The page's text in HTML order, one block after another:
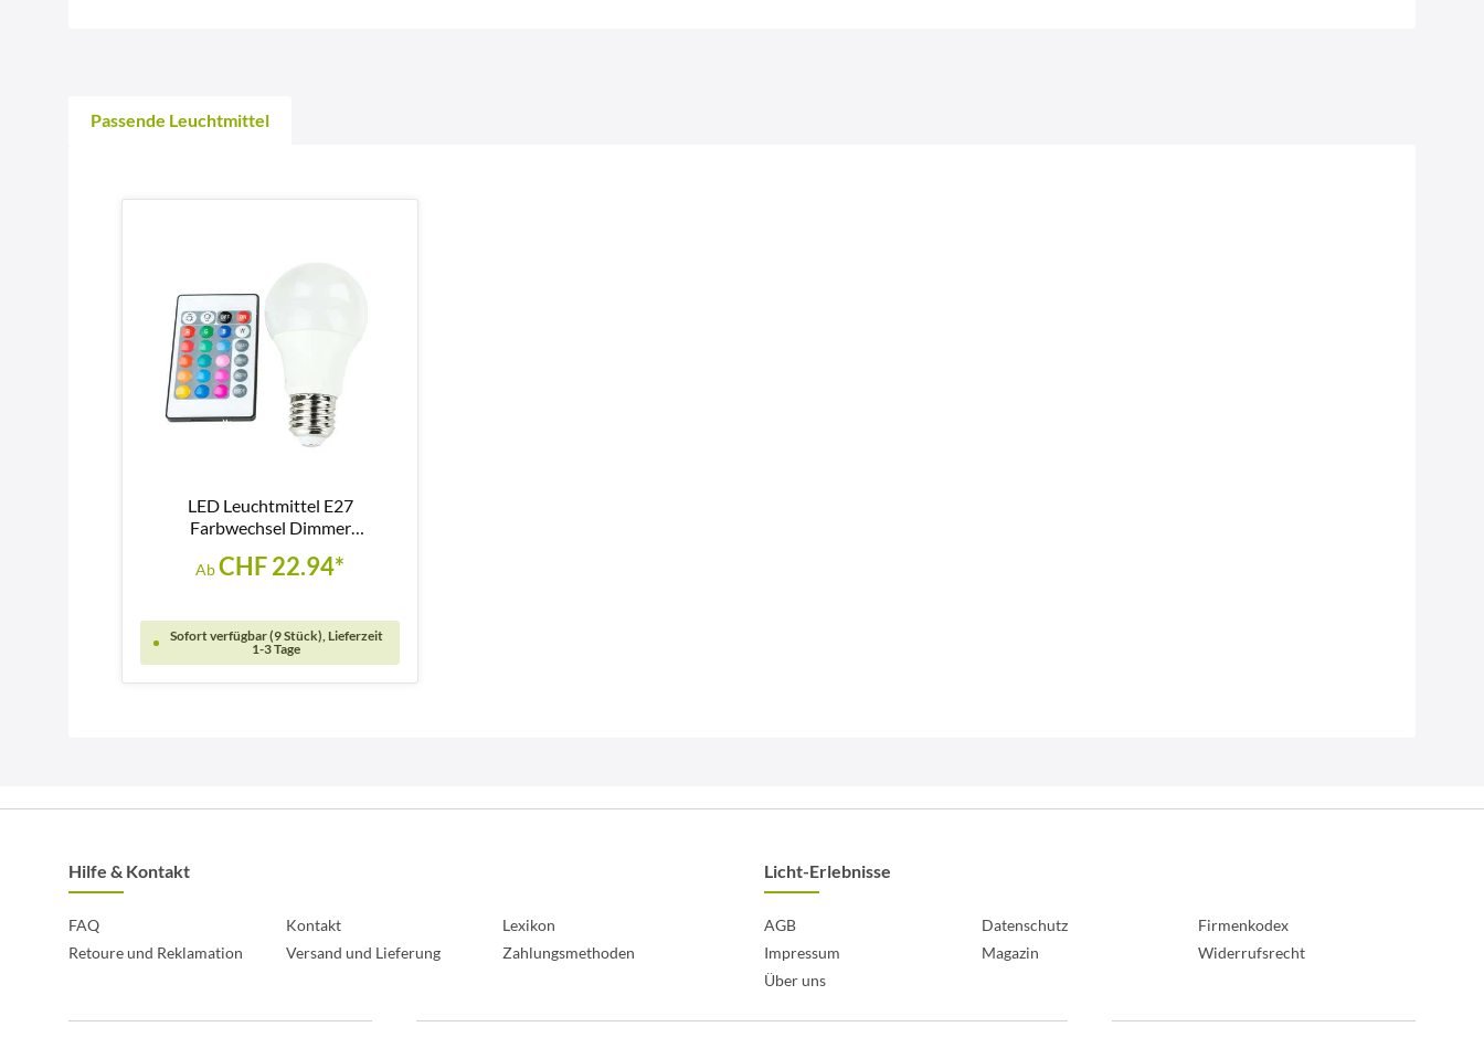
Passende Leuchtmittel
LED Leuchtmittel E27
Farbwechsel Dimmer
AbCHF 22.94*
Sofort verfügbar (9 Stück), Lieferzeit
1-3 Tage
Hilfe & Kontakt
FAQ Kontakt
Lexikon
Retoure und Reklamation
Versand und Lieferung Zahlungsmethoden
Licht-Erlebnisse
AGB Datenschutz
Firmenkodex
Impressum
Magazin
Widerrufsrecht
Über uns